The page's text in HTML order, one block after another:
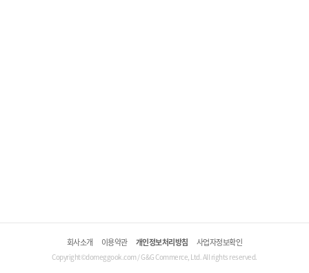
회사소개 이용약관 개인정보처리방침 사업자정보확인
Copyright©domeggook.com / G&G Commerce, Ltd. All rights reserved.